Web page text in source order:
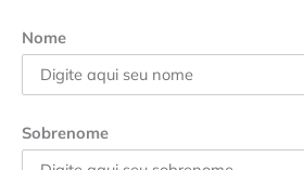
Nome
Sobrenome